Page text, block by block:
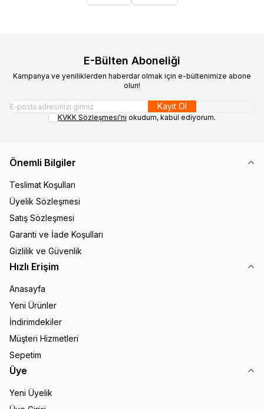
E-Bülten Aboneliği
Kampanya ve yeniliklerden haberdar olmak için e-bültenimize abone
olun!
Kayıt Ol
KVKK Sözleşmesi'ni okudum, kabul ediyorum.
Önemli Bilgiler
Teslimat Koşulları
Üyelik Sözleşmesi
Satış Sözleşmesi
Garanti ve İade Koşulları
Gizlilik ve Güvenlik
Hızlı Erişim
Anasayfa
Yeni Ürünler
İndirimdekiler
Müşteri Hizmetleri
Sepetim
Üye
Yeni Üyelik